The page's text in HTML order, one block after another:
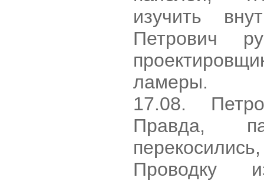
изучить
Петрович
ламеры.
17.08.
Правда,
Проводку